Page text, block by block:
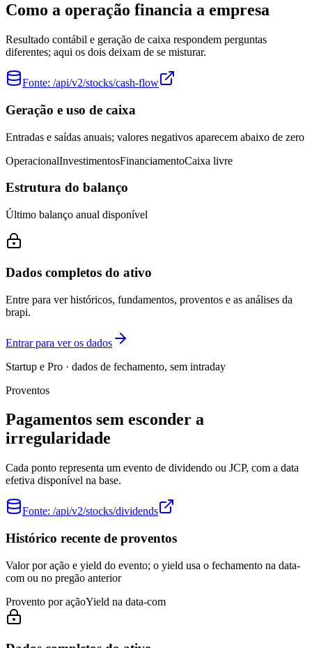
Como a operação financia a empresa
Resultado contábil e geração de caixa respondem perguntas
diferentes; aqui os dois deixam de se misturar.
Fonte: /api/v2/stocks/cash-flow
Geração e uso de caixa
Entradas e saídas anuais; valores negativos aparecem abaixo de zero
OperacionalInvestimentosFinanciamentoCaixa livre
Estrutura do balanço
Último balanço anual disponível
Dados completos do ativo
Entre para ver históricos, fundamentos, proventos e as análises da
brapi.
Entrar para ver os dados
Startup e Pro · dados de fechamento, sem intraday
Proventos
Pagamentos sem esconder a
irregularidade
Cada ponto representa um evento de dividendo ou JCP, com a data
efetiva disponível na base.
Fonte: /api/v2/stocks/dividends
Histórico recente de proventos
Valor por ação e yield do evento; o yield usa o fechamento na data-
com ou no pregão anterior
Provento por açãoYield na data-com